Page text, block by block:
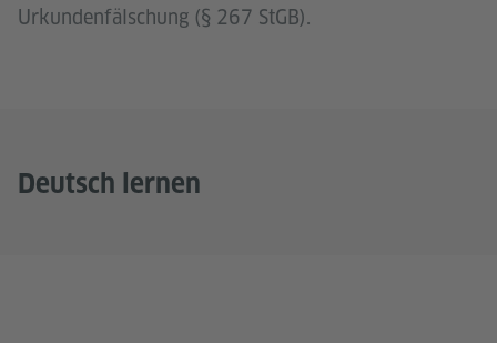
Urkundenfälschung (§ 267 StGB).
Deutsch lernen